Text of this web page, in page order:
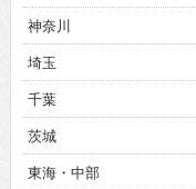
神奈川
埼玉
千葉
茨城
東海・中部